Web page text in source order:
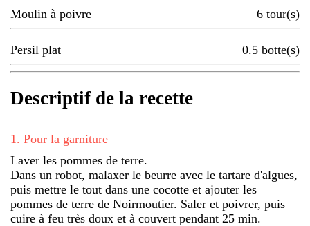
Moulin à poivre 6 tour(s)
Persil plat 0.5 botte(s)
Descriptif de la recette
1 . Pour la garniture
Laver les pommes de terre.
Dans un robot, malaxer le beurre avec le tartare d'algues,
puis mettre le tout dans une cocotte et ajouter les
pommes de terre de Noirmoutier. Saler et poivrer, puis
cuire à feu très doux et à couvert pendant 25 min.